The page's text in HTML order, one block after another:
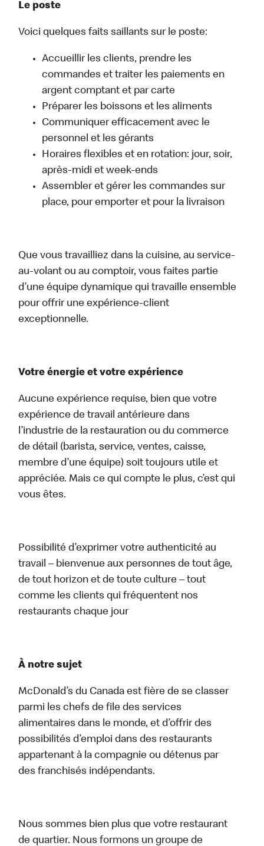
Le poste
Voici quelques faits saillants sur le poste:
Accueillir les clients, prendre les
commandes et traiter les paiements en
argent comptant et par carte
Préparer les boissons et les aliments
Communiquer efficacement avec le
personnel et les gérants
Horaires flexibles et en rotation: jour, soir,
après-midi et week-ends
Assembler et gérer les commandes sur
place, pour emporter et pour la livraison
Que vous travailliez dans la cuisine, au service-
au-volant ou au comptoir, vous faites partie
d’une équipe dynamique qui travaille ensemble
pour offrir une expérience-client
exceptionnelle.
Votre énergie et votre expérience
Aucune expérience requise, bien que votre
expérience de travail antérieure dans
l’industrie de la restauration ou du commerce
de détail (barista, service, ventes, caisse,
membre d’une équipe) soit toujours utile et
appréciée. Mais ce qui compte le plus, c’est qui
vous êtes.
Possibilité d’exprimer votre authenticité au
travail – bienvenue aux personnes de tout âge,
de tout horizon et de toute culture – tout
comme les clients qui fréquentent nos
restaurants chaque jour
À notre sujet
McDonald’s du Canada est fière de se classer
parmi les chefs de file des services
alimentaires dans le monde, et d’offrir des
possibilités d’emploi dans des restaurants
appartenant à la compagnie ou détenus par
des franchisés indépendants.
Nous sommes bien plus que votre restaurant
de quartier. Nous formons un groupe de